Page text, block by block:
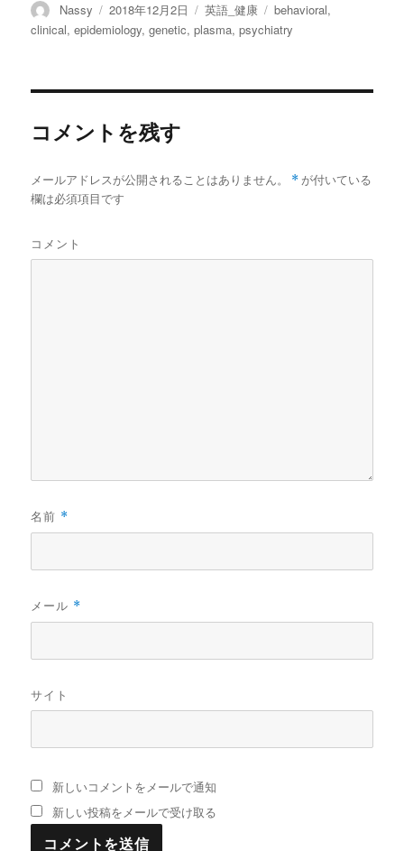
投
稿
Nassy
投
稿
2018年12月2日
カ
テ
英語_健康
タ
グ
behavioral,
clinical,epidemiology,genetic,plasma,psychiatry
コメントを残す
メールアドレスが公開されることはありません。 *が付いている
欄は必須項目です
コメント
名前 *
メール *
サイト
新しいコメントをメールで通知
新しい投稿をメールで受け取る